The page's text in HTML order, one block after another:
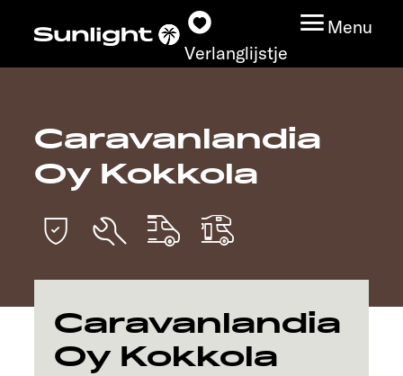
Verlanglijstje
Menu
Modeloverzicht
Vind jouw Sunlight
Ontdek
Caravanlandia
Oy Kokkola
Caravanlandia
Oy Kokkola